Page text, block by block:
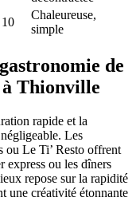
Chaleureuse,
simple
de
Thionville
rapide et la
Les
ou Le Ti’ Resto offrent
express ou les dîners
repose sur la rapidité
une créativité étonnante